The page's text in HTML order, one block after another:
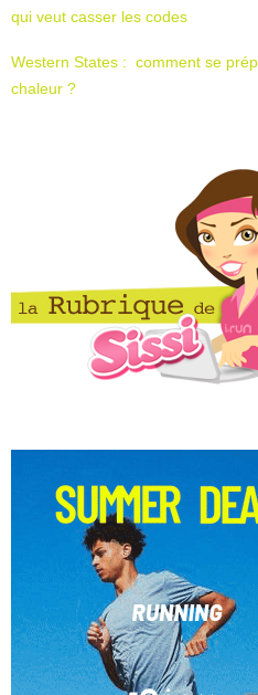
qui veut casser les codes
Western States : comment se
chaleur ?